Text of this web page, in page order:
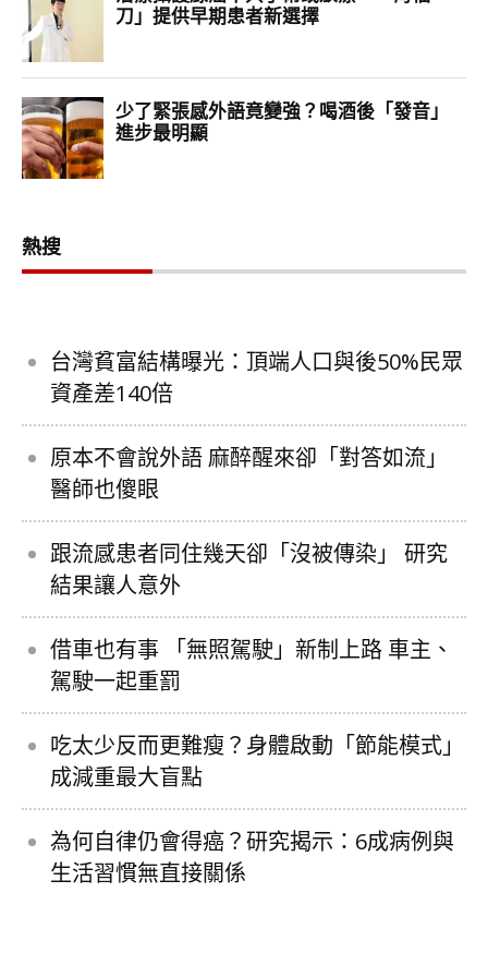
熱搜
台灣貧富結構曝光：頂端人口與後50%民眾
資產差140倍
原本不會說外語 麻醉醒來卻「對答如流」
醫師也傻眼
跟流感患者同住幾天卻「沒被傳染」 研究
結果讓人意外
借車也有事 「無照駕駛」新制上路 車主、
駕駛一起重罰
吃太少反而更難瘦？身體啟動「節能模式」
成減重最大盲點
為何自律仍會得癌？研究揭示：6成病例與
生活習慣無直接關係